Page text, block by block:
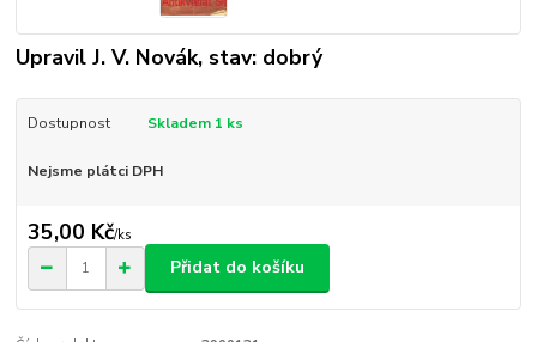
Upravil J. V. Novák, stav: dobrý
Dostupnost Skladem 1 ks
Nejsme plátci DPH
35,00 Kč/ks
Přidat do košíku